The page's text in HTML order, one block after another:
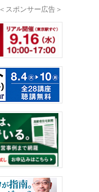
＜スポンサー広告＞